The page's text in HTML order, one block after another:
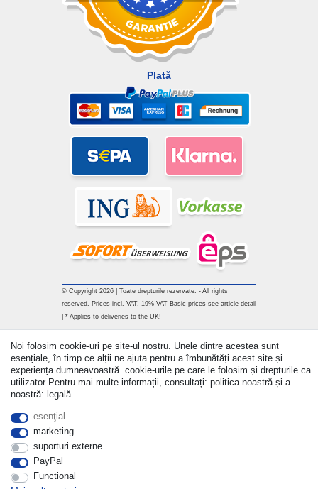
Plată
© Copyright 2026 | Toate drepturile rezervate. - All rights
reserved. Prices incl. VAT. 19% VAT Basic prices see article detail
| * Applies to deliveries to the UK!
Noi folosim cookie-uri pe site-ul nostru. Unele dintre acestea sunt
esențiale, în timp ce alții ne ajuta pentru a îmbunătăți acest site și
experiența dumneavoastră. cookie-urile pe care le folosim și drepturile ca
utilizator Pentru mai multe informații, consultați: politica noastră și a
noastră: legală.
esenţial
marketing
suporturi externe
PayPal
Functional
Withdraw from contract here
a lua legatura